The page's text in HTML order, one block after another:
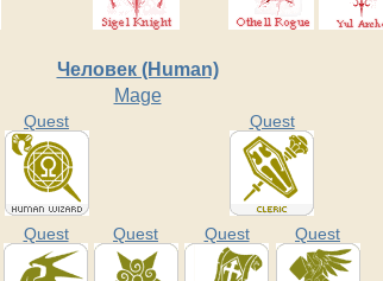
Человек (Human)
Mage
Quest Quest
Quest Quest Quest Quest